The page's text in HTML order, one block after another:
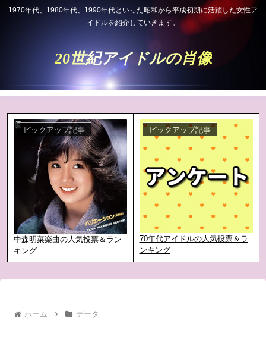
1970年代、1980年代、1990年代といった昭和から平成初期に活躍した女性ア
イドルを紹介していきます。
20世紀アイドルの肖像
ピックアップ記事
中森明菜楽曲の人気投票＆ラン
キング
ピックアップ記事
70年代アイドルの人気投票＆ラ
ンキング
ホーム データ